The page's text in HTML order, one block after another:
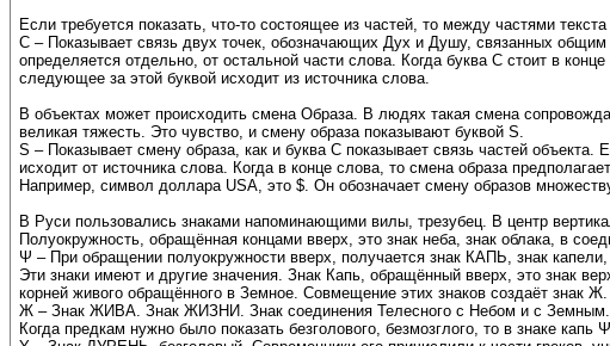
Если требуется показать, что-то состоящее из частей, то между частями
С – Показывает связь двух точек, обозначающих Дух и Душу, связанных общим
определяется отдельно, от остальной части слова. Когда буква С стоит в
следующее за этой буквой исходит из источника слова.
В объектах может происходить смена Образа. В людях такая смена
великая тяжесть. Это чувство, и смену образа показывают буквой S.
S – Показывает смену образа, как и буква С показывает связь частей
исходит от источника слова. Когда в конце слова, то смена образа
Например, символ доллара USA, это $. Он обозначает смену образов
В Руси пользовались знаками напоминающими вилы, трезубец. В центр
Полуокружность, обращённая концами вверх, это знак неба, знак облака, в
Ψ – При обращении полуокружности вверх, получается знак КАПЬ, знак
Эти знаки имеют и другие значения. Знак Капь, обращённый вверх, это знак
корней живого обращённого в Земное. Совмещение этих знаков создаёт знак Ж.
Ж – Знак ЖИВА. Знак ЖИЗНИ. Знак соединения Телесного с Небом и с Земным.
Когда предкам нужно было показать безголового, безмозглого, то в знаке